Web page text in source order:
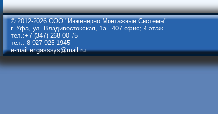
© 2012-2026 ООО "Инженерно Монтажные Системы"
г. Уфа, ул. Владивостокская, 1а - 407 офис; 4 этаж
тел.:+7 (347) 268-00-75
тел.: 8-927-925-1945
e-mail:engasssys@mail.ru